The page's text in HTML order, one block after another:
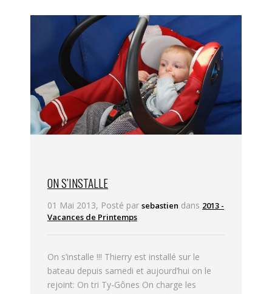
ON S’INSTALLE
01 Mai 2013, Posté par sebastien dans 2013 -
Vacances de Printemps
On s’installe !!! Thierry est installé sur le
bateau depuis samedi et aujourd’hui on le
rejoint: On tri Ty-Gônes On charge les